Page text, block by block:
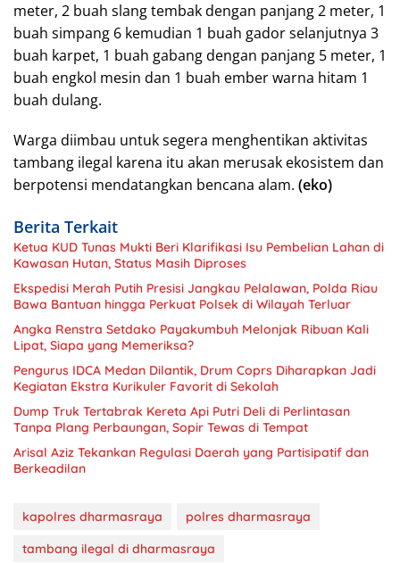
meter, 2 buah slang tembak dengan panjang 2 meter, 1
buah simpang 6 kemudian 1 buah gador selanjutnya 3
buah karpet, 1 buah gabang dengan panjang 5 meter, 1
buah engkol mesin dan 1 buah ember warna hitam 1
buah dulang.
Warga diimbau untuk segera menghentikan aktivitas
tambang ilegal karena itu akan merusak ekosistem dan
berpotensi mendatangkan bencana alam. (eko)
Berita Terkait
Ketua KUD Tunas Mukti Beri Klarifikasi Isu Pembelian Lahan di
Kawasan Hutan, Status Masih Diproses
Ekspedisi Merah Putih Presisi Jangkau Pelalawan, Polda Riau
Bawa Bantuan hingga Perkuat Polsek di Wilayah Terluar
Angka Renstra Setdako Payakumbuh Melonjak Ribuan Kali
Lipat, Siapa yang Memeriksa?
Pengurus IDCA Medan Dilantik, Drum Coprs Diharapkan Jadi
Kegiatan Ekstra Kurikuler Favorit di Sekolah
Dump Truk Tertabrak Kereta Api Putri Deli di Perlintasan
Tanpa Plang Perbaungan, Sopir Tewas di Tempat
Arisal Aziz Tekankan Regulasi Daerah yang Partisipatif dan
Berkeadilan
kapolres dharmasraya
polres dharmasraya
tambang ilegal di dharmasraya